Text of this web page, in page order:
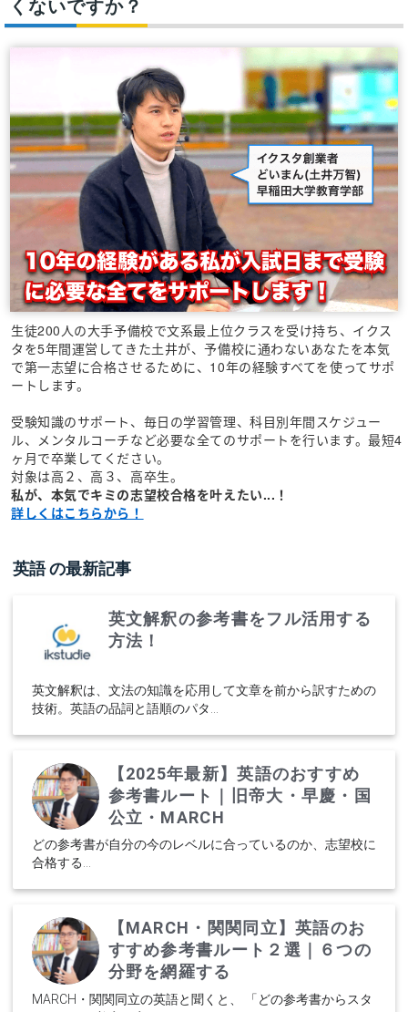
くないですか？
生徒200人の大手予備校で文系最上位クラスを受け持ち、イクス
タを5年間運営してきた土井が、予備校に通わないあなたを本気
で第一志望に合格させるために、10年の経験すべてを使ってサポ
ートします。
受験知識のサポート、毎日の学習管理、科目別年間スケジュー
ル、メンタルコーチなど必要な全てのサポートを行います。最短4
ヶ月で卒業してください。
対象は高２、高３、高卒生。
私が、本気でキミの志望校合格を叶えたい...！
詳しくはこちらから！
英語の最新記事
英文解釈の参考書をフル活用する
方法！
英文解釈は、文法の知識を応用して文章を前から訳すための
技術。英語の品詞と語順のパタ...
【2025年最新】英語のおすすめ
参考書ルート｜旧帝大・早慶・国
公立・MARCH
どの参考書が自分の今のレベルに合っているのか、志望校に
合格する...
【MARCH・関関同立】英語のお
すすめ参考書ルート２選｜６つの
分野を網羅する
MARCH・関関同立の英語と聞くと、 「どの参考書からスタ